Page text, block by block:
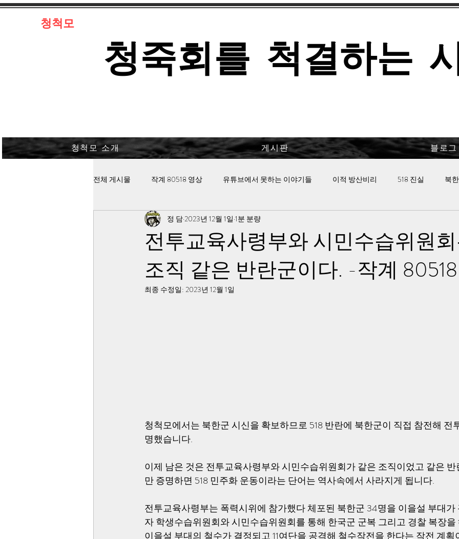
​청척모
청죽회를 척결하는
청척모 소개 게시판 블로그
전체 게시물 작계 80518 영상 유튜브에서 못하는 이야기들 이적 방산비리 518 진실 북
김대중 북한경찰 납치고문 안보 핫이슈
전투교육사령부와 시민수습위원
조직 같은 반란군이다. -작계
정 담2023년 12월 1일 1분 분량
최종 수정일: 2023년 12월 1일
청척모에서는 북한군 시신을 확보하므로 518 반란에 북한군이 직접 참전해 전
명했습니다.
이제 남은 것은 전투교육사령부와 시민수습위원회가 같은 조직이었고 같은
만 증명하면 518 민주화 운동이라는 단어는 역사속에서 사라지게 됩니다.
전투교육사령부는 폭력시위에 참가했다 체포된 북한군 34명을 이을설 부대가
자 학생수습위원회와 시민수습위원회를 통해 한국군 군복 그리고 경찰 복장
이을설 부대의 철수가 결정되고 11여단을 공격해 철수작전을 한다는 작전 계